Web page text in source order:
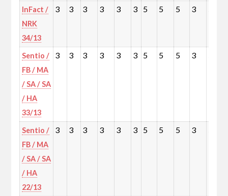
InFact /
NRK
34/13
3 3 3 3 3 3 5 5 5 3
Sentio /
FB / MA
/ SA / SA
/ HA
33/13
3 3 3 3 3 3 5 5 5 3
Sentio /
FB / MA
/ SA / SA
/ HA
22/13
3 3 3 3 3 3 5 5 5 3